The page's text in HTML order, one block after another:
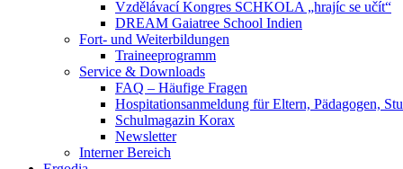
Vzdělávací Kongres SCHKOLA „hrajíc se učít“
DREAM Gaiatree School Indien
Fort- und Weiterbildungen
Traineeprogramm
Service & Downloads
FAQ – Häufige Fragen
Hospitationsanmeldung für Eltern, Pädagogen,
Schulmagazin Korax
Newsletter
Interner Bereich